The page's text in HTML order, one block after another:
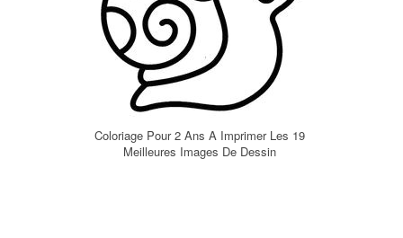
Coloriage Pour 2 Ans A Imprimer Les 19
Meilleures Images De Dessin